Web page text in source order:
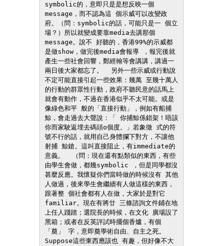
symbolic的，意即只是是想反映一個
message，而不認為這 個示威可以改變政
府。（問：symbolic的話，可能只是一 個立
場？）所以就變成要靠media去講那個
message。說不 好聽的，香港99%的示威都
是做show，做完後media會報導 ，報完後就
產生一些社會回響，鄭經翰等會講講，講過一
兩日後大家都忘了。  另外一些示威或行動說
不定可能直接引起一些效果：幾萬 至幾十萬人
的行動的群眾性行動，政府不聽民意的話馬上
就會有動作，不過在香港似乎不太可能。或是
像綠色和平 般的「直接行動」，例如有船捕
鯨，會走過去大聲說：「 你捕鯨係錯架！唔該
你而家駛返埋去碼頭o個度。」若象徵 式的符
號不行的話，就用自己身體攔下對方，不讓他
射捕 鯨鎗。這叫直接阻止，有immediate的
意義。  （問：現在還有點類似的東西，有些
由學生會做，都幾symbolic ，但是同學都沒
甚麼反應。我懷疑你們當時做的時候沒有 其他
人做過，後來學生會繼續有人做這樣的東西，
跟著整 個社會都有人在做，大家於是對它
familiar。現在有將廿 三條諮詢文件鋪在地
上任人踐踏；選院長的時候，在文化 廣場設了
黑箱；或者在反英評試時擺個香爐，有個
「奠」 字，意即奠學術自由、自主之死。
Suppose這些東西應該也 有趣，但好像不大